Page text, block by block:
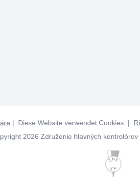
| Diese Website verwendet Cookies. |
2026 Združenie hlavných